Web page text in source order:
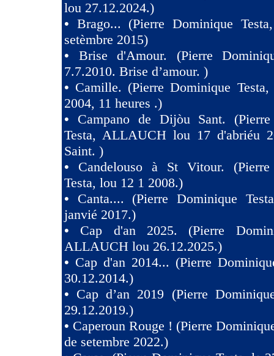
lou 27.12.2024.)
• Brago... (Pierre Dominique
setèmbre 2015)
• Brise d'Amour. (Pierre
7.7.2010. Brise d’amour. )
• Camille. (Pierre Dominique
2004, 11 heures .)
• Campano de Dijòu Sant.
Testa, ALLAUCH lou 17 d'abriéu
Saint. )
• Candelouso à St Vitour. (Pierre
Testa, lou 12 1 2008.)
• Canta.... (Pierre Dominique
janvié 2017.)
• Cap d'an 2025. (Pierre
ALLAUCH lou 26.12.2025.)
• Cap d'an 2014... (Pierre
30.12.2014.)
• Cap d’an 2019 (Pierre
29.12.2019.)
• Caperoun Rouge ! (Pierre
de setembre 2022.)